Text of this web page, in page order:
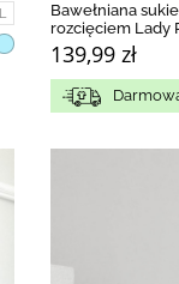
L
Bawełniana
rozcięciem Lady
139,99 zł